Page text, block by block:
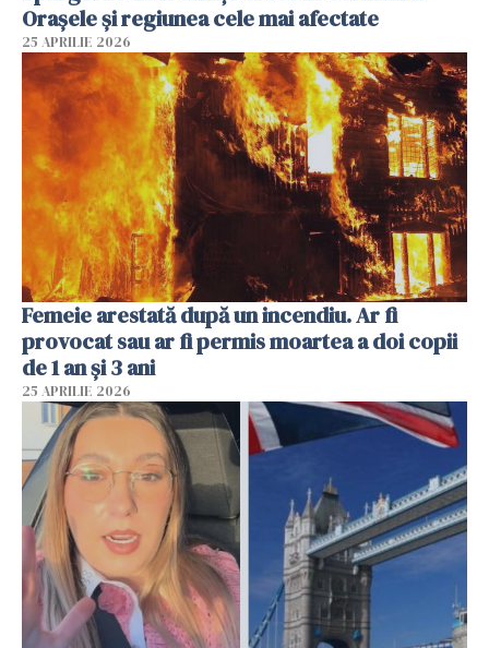
Orașele și regiunea cele mai afectate
25 APRILIE 2026
Femeie arestată după un incendiu. Ar fi
provocat sau ar fi permis moartea a doi copii
de 1 an și 3 ani
25 APRILIE 2026